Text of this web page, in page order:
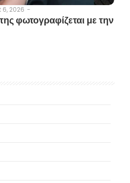
2026 -
φωτογραφίζεται με την